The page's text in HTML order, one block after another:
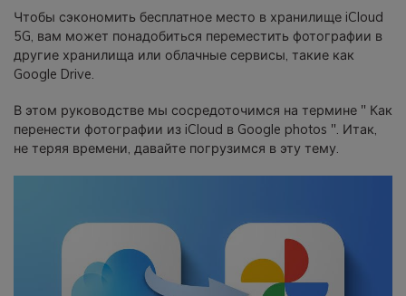
копии.
Переносите музыкальные
плейлисты с одного потокового
Приложение
Mutsapper
Чтобы сэкономить бесплатное место в хранилище iCloud
5G, вам может понадобиться переместить фотографии в
другие хранилища или облачные сервисы, такие как
Google Drive.
В этом руководстве мы сосредоточимся на термине " Как
перенести фотографии из iCloud в Google photos ". Итак,
не теряя времени, давайте погрузимся в эту тему.